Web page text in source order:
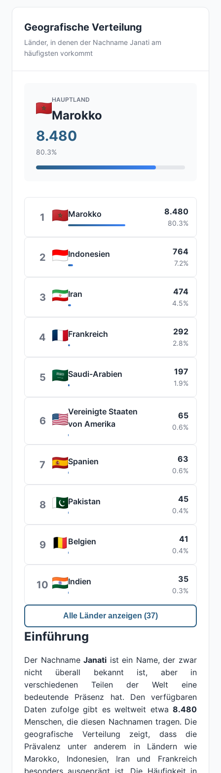
Geografische Verteilung
Länder, in denen der Nachname Janati am
häufigsten vorkommt
HAUPTLAND
Marokko
8.480
80.3%
1 Marokko 8.480
80.3%
2 Indonesien 764
7.2%
3 Iran 474
4.5%
4 Frankreich 292
2.8%
5 Saudi-Arabien 197
1.9%
6
Vereinigte Staaten
von Amerika
65
0.6%
7 Spanien 63
0.6%
8 Pakistan 45
0.4%
9 Belgien 41
0.4%
10 Indien 35
0.3%
Alle Länder anzeigen (37)
Einführung
Der NachnameJanati ist ein Name, der zwar
nicht überall bekannt ist, aber in
verschiedenen Teilen der Welt eine
bedeutende Präsenz hat. Den verfügbaren
Daten zufolge gibt es weltweit etwa 8.480
Menschen, die diesen Nachnamen tragen. Die
geografische Verteilung zeigt, dass die
Prävalenz unter anderem in Ländern wie
Marokko, Indonesien, Iran und Frankreich
besonders ausgeprägt ist. Die Häufigkeit in